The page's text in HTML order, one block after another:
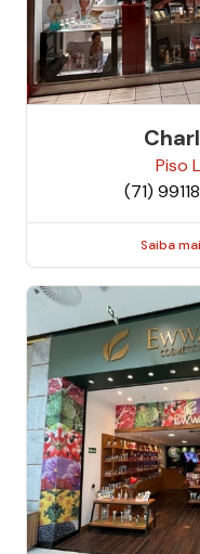
Piso
(71)
Saiba